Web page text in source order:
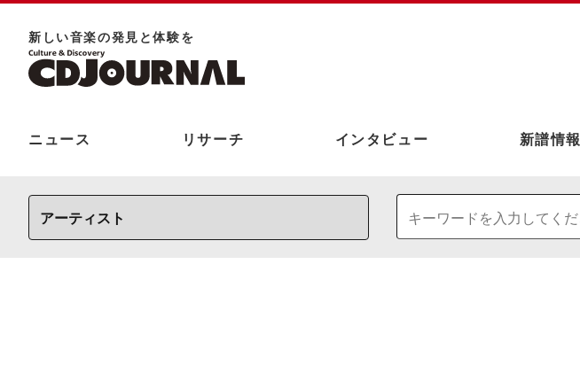
新しい⾳楽の発⾒と体験を
ニュース リサーチ インタビュー 新譜情報